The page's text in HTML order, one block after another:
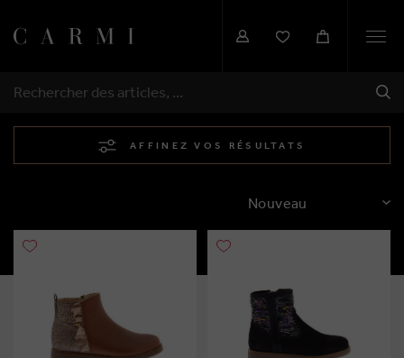
RECHERCHER
AFFINEZ VOS RÉSULTATS
TRIER